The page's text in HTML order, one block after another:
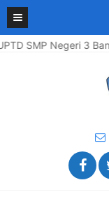
SMP Negeri 3